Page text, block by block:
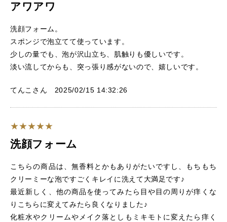
アワアワ
洗顔フォーム。
スポンジで泡立てて使っています。
少しの量でも、泡が沢山立ち、肌触りも優しいです。
淡い流してからも、突っ張り感がないので、嬉しいです。
てんこさん 2025/02/15 14:32:26
洗顔フォーム
こちらの商品は、無香料とかもありがたいですし、もちもち
クリーミーな泡ですごくキレイに洗えて大満足です♪
最近新しく、他の商品を使ってみたら目や目の周りが痒くな
りこちらに変えてみたら良くなりました♪
化粧水やクリームやメイク落としもミキモトに変えたら痒く